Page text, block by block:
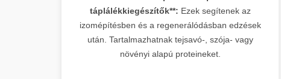
táplálékkiegészítők**: Ezek segítenek az
izomépítésben és a regenerálódásban edzések
után. Tartalmazhatnak tejsavó-, szója- vagy
növényi alapú proteineket.